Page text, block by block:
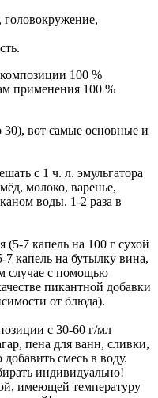
100 %
применения 100 %
вот самые основные и
с 1 ч. л. эмульгатора
молоко, варенье,
воды. 1-2 раза в
(5-7 капель на 100 г сухой
7 капель на бутылку вина,
случае с помощью
пикантной добавки
от блюда).
с 30-60 г/мл
пена для ванн, сливки,
смесь в воду.
индивидуально!
имеющей температуру